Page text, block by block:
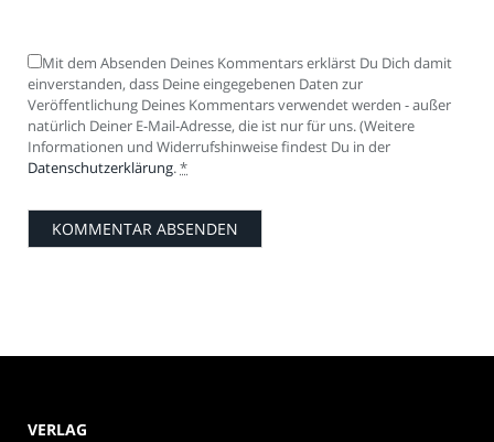
Mit dem Absenden Deines Kommentars erklärst Du Dich damit
einverstanden, dass Deine eingegebenen Daten zur
Veröffentlichung Deines Kommentars verwendet werden - außer
natürlich Deiner E-Mail-Adresse, die ist nur für uns. (Weitere
Informationen und Widerrufshinweise findest Du in der
Datenschutzerklärung.*
VERLAG